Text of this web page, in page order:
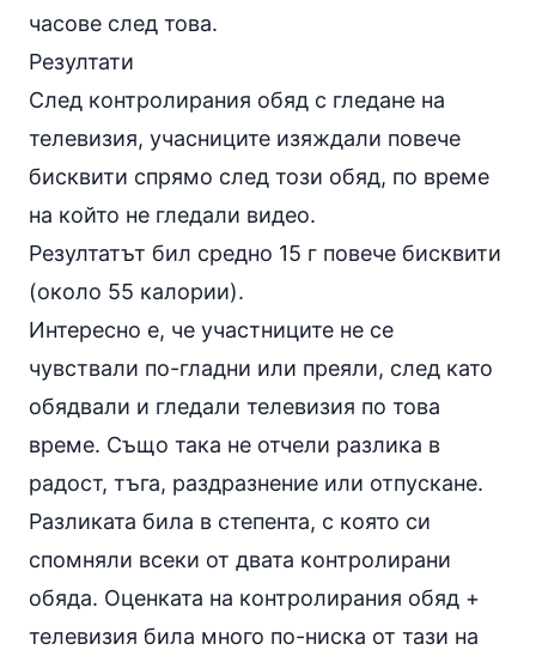
часове след това.
Резултати
След контролирания обяд с гледане на
телевизия, учасниците изяждали повече
бисквити спрямо след този обяд, по време
на който не гледали видео.
Резултатът бил средно 15 г повече бисквити
(около 55 калории).
Интересно е, че участниците не се
чувствали по-гладни или преяли, след като
обядвали и гледали телевизия по това
време. Също така не отчели разлика в
радост, тъга, раздразнение или отпускане.
Разликата била в степента, с която си
спомняли всеки от двата контролирани
обяда. Оценката на контролирания обяд +
телевизия била много по-ниска от тази на